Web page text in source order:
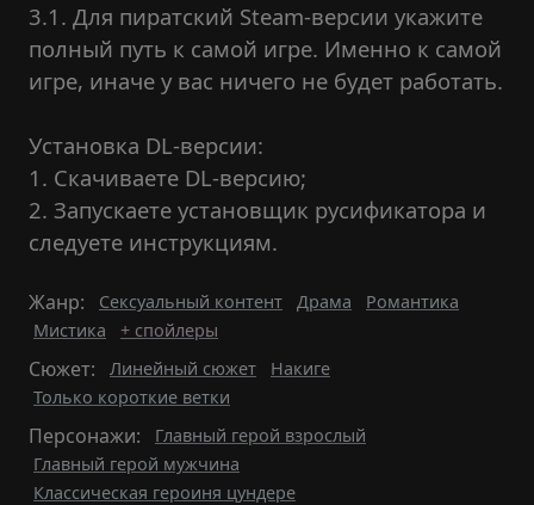
3.1. Для пиратский Steam-версии укажите
полный путь к самой игре. Именно к самой
игре, иначе у вас ничего не будет работать.
Установка DL-версии:
1. Скачиваете DL-версию;
2. Запускаете установщик русификатора и
следуете инструкциям.
Жанр: Сексуальный контент Драма
Романтика
Мистика
+ спойлеры
Сюжет: Линейный сюжет
Накиге
Только короткие ветки
Персонажи:
Главный герой взрослый
Главный герой мужчина
Классическая героиня цундере